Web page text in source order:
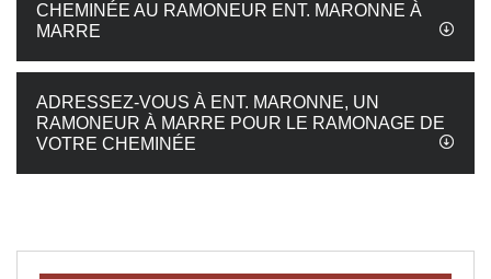
CHEMINÉE AU RAMONEUR ENT. MARONNE À
MARRE
ADRESSEZ-VOUS À ENT. MARONNE, UN
RAMONEUR À MARRE POUR LE RAMONAGE DE
VOTRE CHEMINÉE